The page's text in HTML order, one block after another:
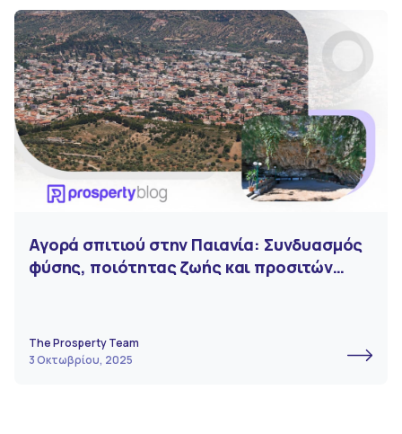
Αγορά σπιτιού στην Παιανία: Συνδυασμός
φύσης, ποιότητας ζωής και προσιτών
The Prosperty Team
3 Οκτωβρίου, 2025